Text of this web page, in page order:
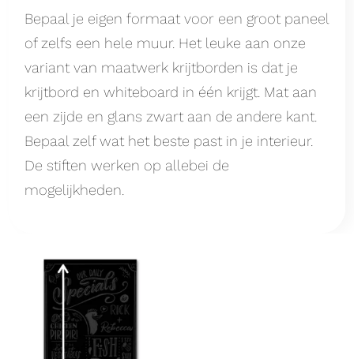
Bepaal je eigen formaat voor een groot paneel
of zelfs een hele muur. Het leuke aan onze
variant van maatwerk krijtborden is dat je
krijtbord en whiteboard in één krijgt. Mat aan
een zijde en glans zwart aan de andere kant.
Bepaal zelf wat het beste past in je interieur.
De stiften werken op allebei de
mogelijkheden.